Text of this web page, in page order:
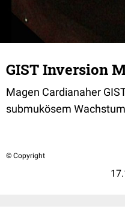
GIST Inversion
Magen Cardianaher
submukösem Wachstum
© Copyright